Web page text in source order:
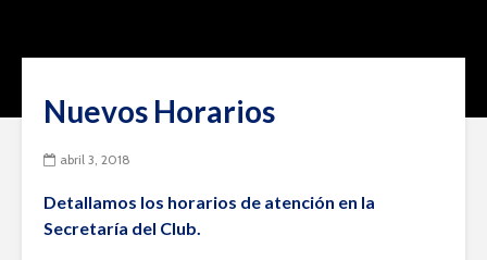
Nuevos Horarios
abril 3, 2018
Detallamos los horarios de atención en la
Secretaría del Club.